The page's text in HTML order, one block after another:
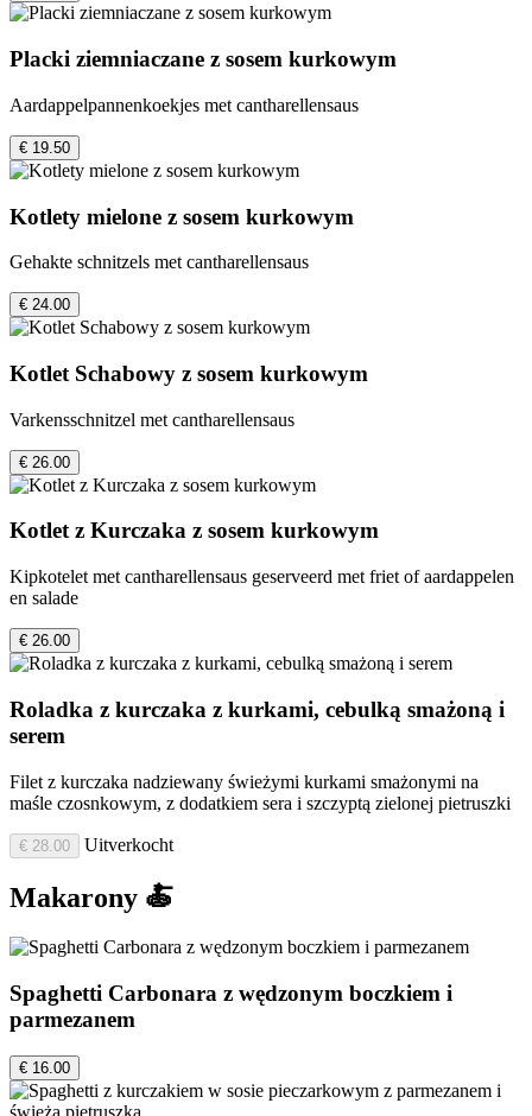
Placki ziemniaczane z sosem kurkowym
Aardappelpannenkoekjes met cantharellensaus
€ 19.50
Kotlety mielone z sosem kurkowym
Gehakte schnitzels met cantharellensaus
€ 24.00
Kotlet Schabowy z sosem kurkowym
Varkensschnitzel met cantharellensaus
€ 26.00
Kotlet z Kurczaka z sosem kurkowym
Kipkotelet met cantharellensaus geserveerd met friet of aardappelen
en salade
€ 26.00
Roladka z kurczaka z kurkami, cebulką smażoną i
serem
Filet z kurczaka nadziewany świeżymi kurkami smażonymi na
maśle czosnkowym, z dodatkiem sera i szczyptą zielonej pietruszki
€ 28.00 Uitverkocht
Makarony 🍝
Spaghetti Carbonara z wędzonym boczkiem i
parmezanem
€ 16.00